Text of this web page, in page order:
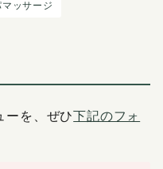
ッサージ
ーを、ぜひ下記のフォ